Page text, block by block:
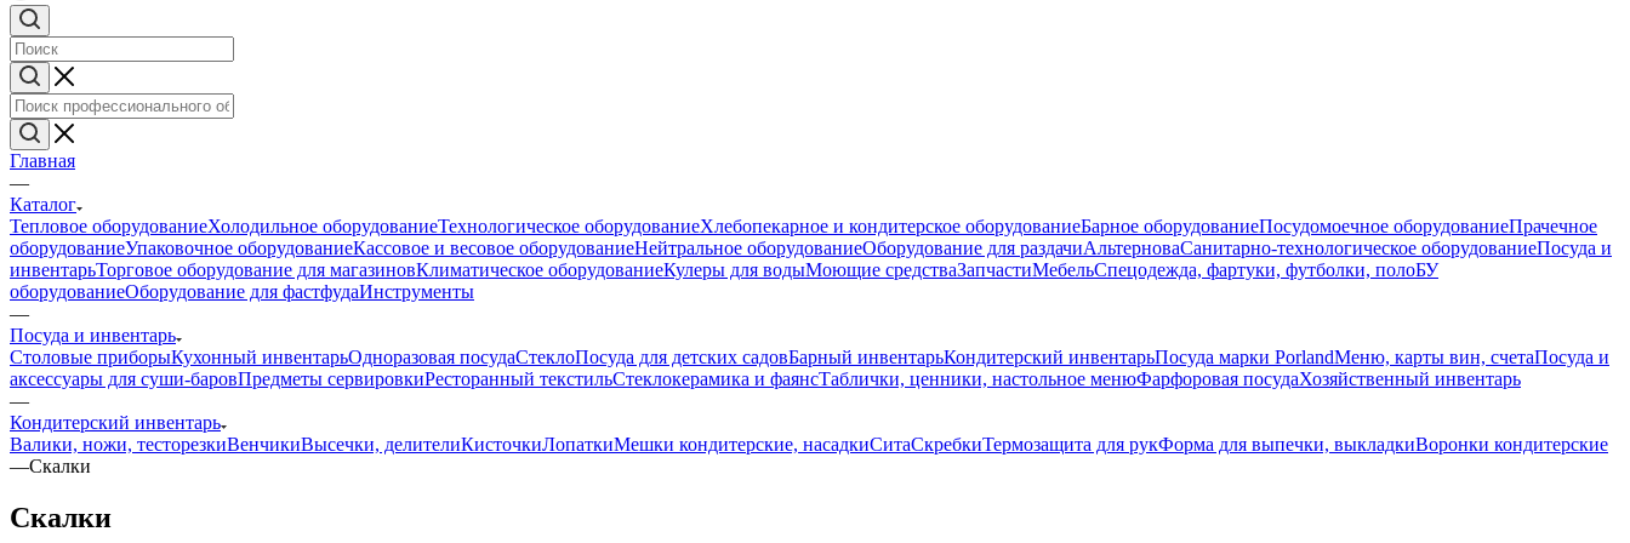
Главная
—
Каталог
Тепловое оборудованиеХолодильное оборудованиеТехнологическое оборудованиеХлебопекарное и кондитерское оборудованиеБарное оборудованиеПосудомоечное оборудованиеПрачечное
оборудованиеУпаковочное оборудованиеКассовое и весовое оборудованиеНейтральное оборудованиеОборудование для раздачиАльтерноваСанитарно-технологическое оборудованиеПосуда и
инвентарьТорговое оборудование для магазиновКлиматическое оборудованиеКулеры для водыМоющие средстваЗапчастиМебельСпецодежда, фартуки, футболки, полоБУ
оборудованиеОборудование для фастфудаИнструменты
—
Посуда и инвентарь
Столовые приборыКухонный инвентарьОдноразовая посудаСтеклоПосуда для детских садовБарный инвентарьКондитерский инвентарьПосуда марки PorlandМеню, карты вин, счетаПосуда и
аксессуары для суши-баровПредметы сервировкиРесторанный текстильСтеклокерамика и фаянсТаблички, ценники, настольное менюФарфоровая посудаХозяйственный инвентарь
—
Кондитерский инвентарь
Валики, ножи, тесторезкиВенчикиВысечки, делителиКисточкиЛопаткиМешки кондитерские, насадкиСитаСкребкиТермозащита для рукФорма для выпечки, выкладкиВоронки кондитерские
—Скалки
Скалки